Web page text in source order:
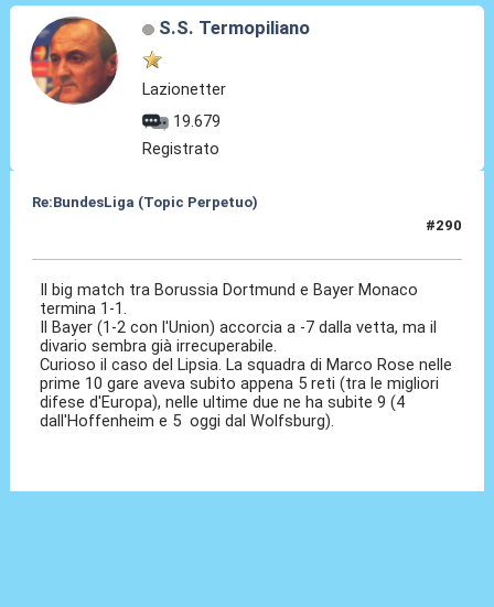
S.S. Termopiliano
Lazionetter
19.679
Registrato
Re:BundesLiga (Topic Perpetuo)
#290
Il big match tra Borussia Dortmund e Bayer Monaco
termina 1-1.
Il Bayer (1-2 con l'Union) accorcia a -7 dalla vetta, ma il
divario sembra già irrecuperabile.
Curioso il caso del Lipsia. La squadra di Marco Rose nelle
prime 10 gare aveva subito appena 5 reti (tra le migliori
difese d'Europa), nelle ultime due ne ha subite 9 (4
dall'Hoffenheim e 5 oggi dal Wolfsburg).